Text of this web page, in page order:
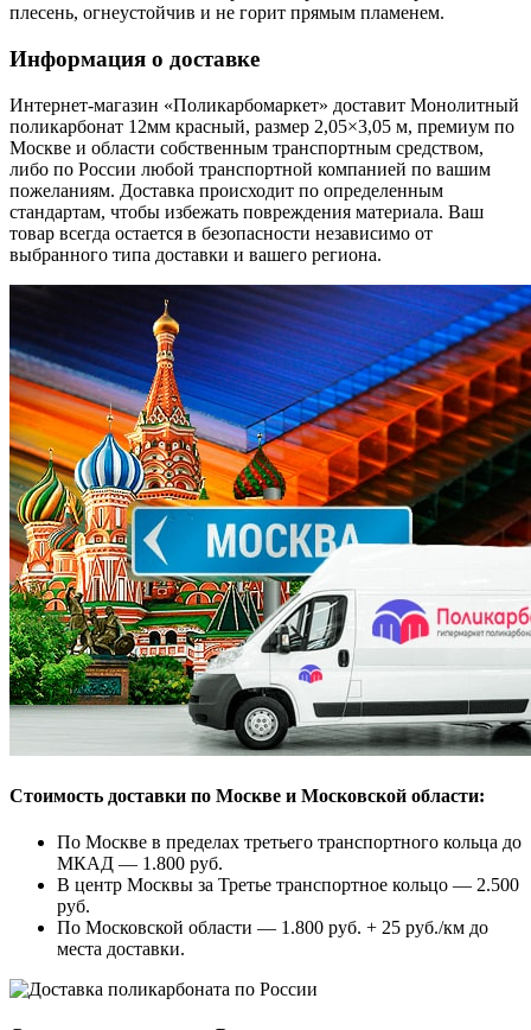
плесень, огнеустойчив и не горит прямым пламенем.
Информация о доставке
Интернет-магазин «Поликарбомаркет» доставит Монолитный
поликарбонат 12мм красный, размер 2,05×3,05 м, премиум по
Москве и области собственным транспортным средством,
либо по России любой транспортной компанией по вашим
пожеланиям. Доставка происходит по определенным
стандартам, чтобы избежать повреждения материала. Ваш
товар всегда остается в безопасности независимо от
выбранного типа доставки и вашего региона.
Стоимость доставки по Москве и Московской области:
По Москве в пределах третьего транспортного кольца до
МКАД — 1.800 руб.
В центр Москвы за Третье транспортное кольцо — 2.500
руб.
По Московской области — 1.800 руб. + 25 руб./км до
места доставки.